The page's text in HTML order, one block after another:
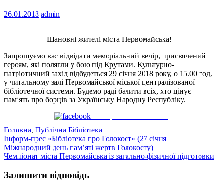
26.01.2018 admin
Шановні жителі міста Первомайська!
Запрошуємо вас відвідати меморіальний вечір, присвячений
героям, які полягли у бою під Крутами. Культурно-
патріотичний захід відбудеться 29 січня 2018 року, о 15.00 год,
у читальному залі Первомайської міської централізованої
бібліотечної системи. Будемо раді бачити всіх, хто цінує
пам’ять про борців за Українську Народну Республіку.
Головна, Публічна Бібліотека
Навігація
записів
Інформ-прес «Бібліотека про Голокост» (27 січня
Міжнародний день пам’яті жертв Голокосту)
Чемпіонат міста Первомайська із загально-фізичної підготовки
Залишити відповідь